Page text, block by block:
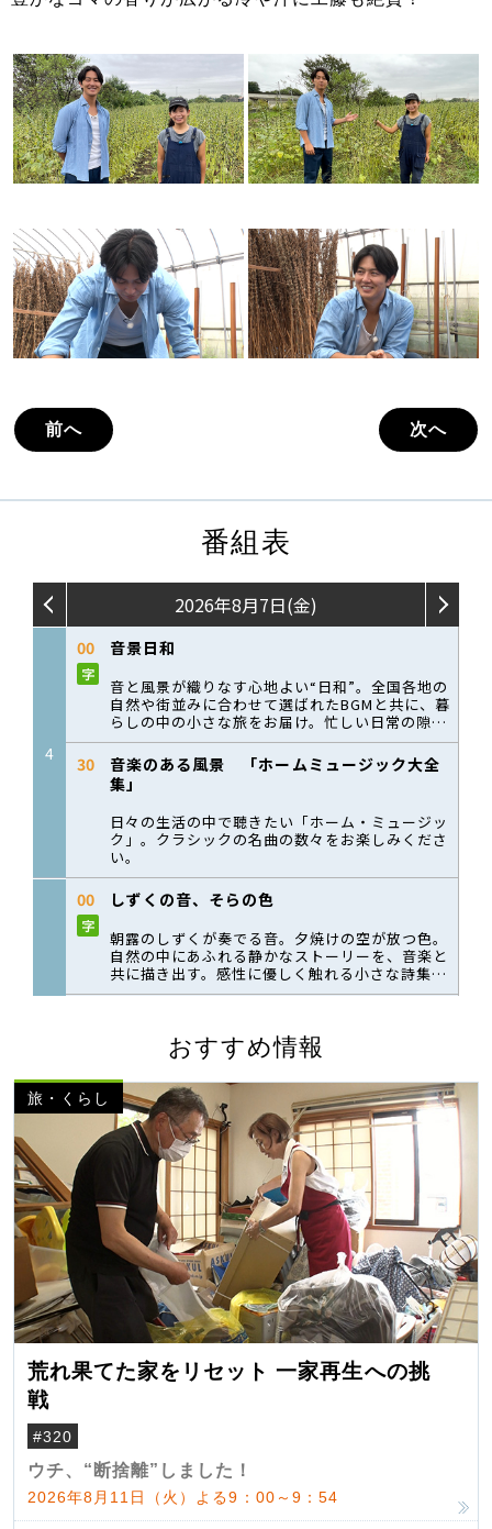
前へ 次へ
番組表
おすすめ情報
旅・くらし
荒れ果てた家をリセット 一家再生への挑
戦
#320
ウチ、“断捨離”しました！
2026年8月11日（火）よる9：00～9：54